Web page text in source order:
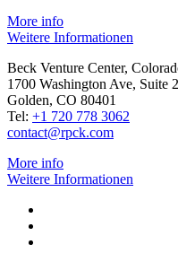
More info
Weitere Informationen
Beck Venture Center,
1700 Washington Ave, Suite
Golden, CO 80401
Tel: +1 720 778 3062
contact@rpck.com
More info
Weitere Informationen